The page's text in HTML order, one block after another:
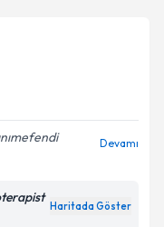
Devamı
Haritada Göster